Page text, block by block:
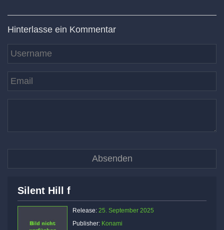
Hinterlasse ein Kommentar
Silent Hill f
Release: 25. September 2025
Publisher: Konami